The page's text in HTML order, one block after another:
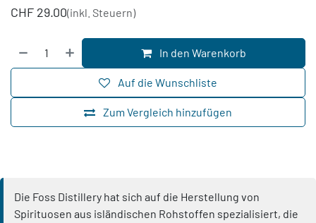
CHF 29.00(inkl. Steuern)
In den Warenkorb
Zum Vergleich hinzufügen
Auf die Wunschliste
Die Foss Distillery hat sich auf die Herstellung von
Spirituosen aus isländischen Rohstoffen spezialisiert, die